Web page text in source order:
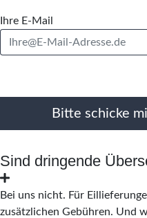
Ihre E-Mail
Sind dringende
Bei uns nicht. Für
zusätzlichen Gebühren. Und